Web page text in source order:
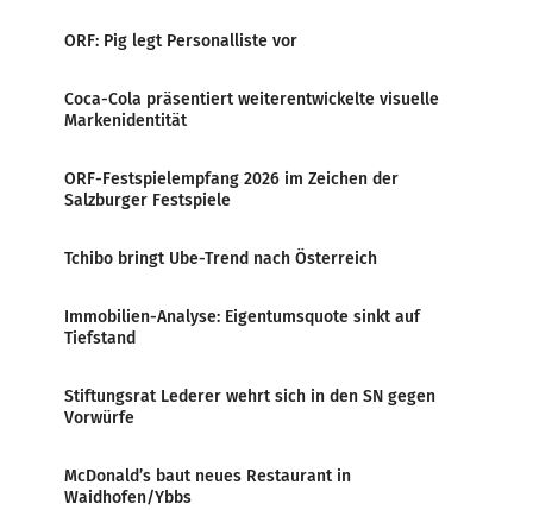
ORF: Pig legt Personalliste vor
Coca-Cola präsentiert weiterentwickelte visuelle
Markenidentität
ORF-Festspielempfang 2026 im Zeichen der
Salzburger Festspiele
Tchibo bringt Ube-Trend nach Österreich
Immobilien-Analyse: Eigentumsquote sinkt auf
Tiefstand
Stiftungsrat Lederer wehrt sich in den SN gegen
Vorwürfe
McDonald’s baut neues Restaurant in
Waidhofen/Ybbs